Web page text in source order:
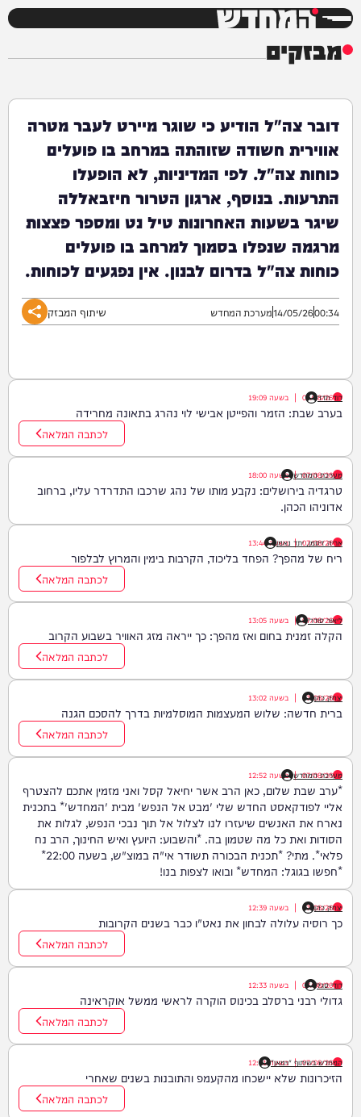
המחדש
מבזקים
דובר צה"ל הודיע כי שוגר מיירט לעבר מטרה
אווירית חשודה שזוהתה במרחב בו פועלים
כוחות צה"ל. לפי המדיניות, לא הופעלו
התרעות. בנוסף, ארגון הטרור חיזבאללה
שיגר בשעות האחרונות טיל נט ומספר פצצות
מרגמה שנפלו בסמוך למרחב בו פועלים
כוחות צה"ל בדרום לבנון. אין נפגעים לכוחות.
00:34
14/05/26מערכת המחדש שיתוף המבזק
דוד חדד
07/08/26
| בשעה 19:09
בערב שבת: הזמר והפייטן אבישי לוי נהרג בתאונה מחרידה
לכתבה המלאה
מערכת המחדש
07/08/26
| בשעה 18:00
טרגדיה בירושלים: נקבע מותו של נהג שרכבו התדרדר עליו, ברחוב
אדוניהו הכהן.
אריה זיסמן, יתד נאמן
07/08/26
| בשעה13:44
ריח של מהפך? הפחד בליכוד, הקרבות בימין והמרוץ לבלפור
לכתבה המלאה
ליאור סודרי
07/08/26
| בשעה 13:05
הקלה זמנית בחום ואז מהפך: כך ייראה מזג האוויר בשבוע הקרוב
לכתבה המלאה
יצחק כהן
07/08/26
| בשעה 13:02
ברית חדשה: שלוש המעצמות המוסלמיות בדרך להסכם הגנה
לכתבה המלאה
מערכת המחדש
07/08/26
| בשעה 12:52
*ערב שבת שלום, כאן הרב אשר יחיאל קסל ואני מזמין אתכם להצטרף
אליי לפודקאסט החדש שלי 'מבט אל הנפש' מבית 'המחדש'* בתכנית
נארח את האנשים שיעזרו לנו לצלול אל תוך נבכי הנפש, לגלות את
הסודות ואת כל מה שטמון בה. *והשבוע: היועץ ואיש החינוך, הרב נח
פלאי*. מתי? *תכנית הבכורה תשודר אי"ה במוצ"ש, בשעה 22:00*
*חפשו בגוגל: המחדש* ובואו לצפות בנו!
יצחק כהן
07/08/26
| בשעה 12:39
כך רוסיה עלולה לבחון את נאט"ו כבר בשנים הקרובות
לכתבה המלאה
דודי סגל
07/08/26
| בשעה 12:33
גדולי רבני ברסלב בכינוס הוקרה לראשי ממשל אוקראינה
לכתבה המלאה
המחדש בשיתוף "וימאן"
07/08/26
| בשעה12:21
הזיכרונות שלא יישכחו מהקעמפ והתובנות בשנים שאחרי
לכתבה המלאה